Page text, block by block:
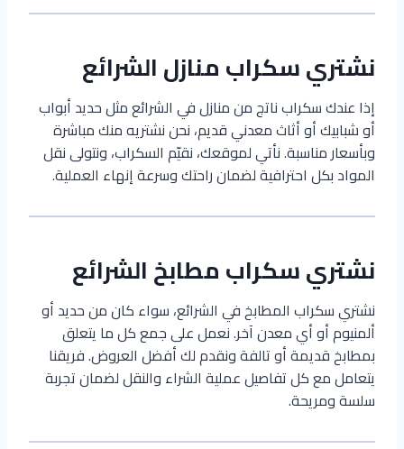
نشتري سكراب منازل الشرائع
إذا عندك سكراب ناتج من منازل في الشرائع مثل حديد أبواب
أو شبابيك أو أثاث معدني قديم، نحن نشتريه منك مباشرة
وبأسعار مناسبة. نأتي لموقعك، نقيّم السكراب، ونتولى نقل
المواد بكل احترافية لضمان راحتك وسرعة إنهاء العملية.
نشتري سكراب مطابخ الشرائع
نشتري سكراب المطابخ في الشرائع، سواء كان من حديد أو
ألمنيوم أو أي معدن آخر. نعمل على جمع كل ما يتعلق
بمطابخ قديمة أو تالفة ونقدم لك أفضل العروض. فريقنا
يتعامل مع كل تفاصيل عملية الشراء والنقل لضمان تجربة
سلسة ومريحة.